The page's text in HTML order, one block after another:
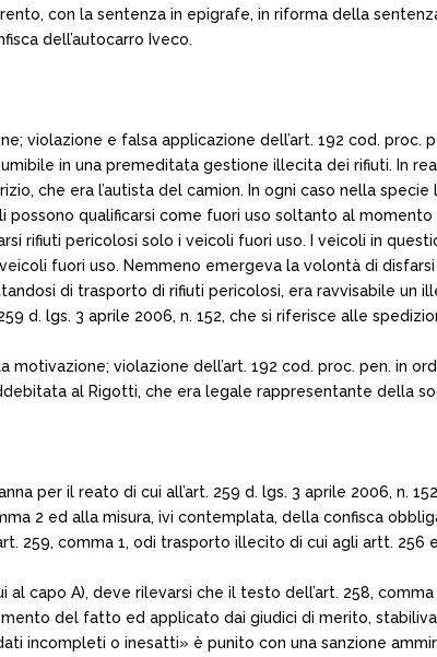
con la sentenza in epigrafe, in riforma della
dell’autocarro Iveco.
violazione e falsa applicazione dell’art. 192 cod. proc.
in una premeditata gestione illecita dei rifiuti. In
che era l’autista del camion. In ogni caso nella
possono qualificarsi come fuori uso soltanto al
rifiuti pericolosi solo i veicoli fuori uso. I veicoli in
fuori uso. Nemmeno emergeva la volontà di
di trasporto di rifiuti pericolosi, era ravvisabile un
d. lgs. 3 aprile 2006, n. 152, che si riferisce alle
violazione dell’art. 192 cod. proc. pen. in
al Rigotti, che era legale rappresentante della
per il reato di cui all’art. 259 d. lgs. 3 aprile 2006, n.
2 ed alla misura, ivi contemplata, della confisca
259, comma 1, odi trasporto illecito di cui agli artt. 256
capo A), deve rilevarsi che il testo dell’art. 258,
del fatto ed applicato dai giudici di merito,
incompleti o inesatti» è punito con una sanzione